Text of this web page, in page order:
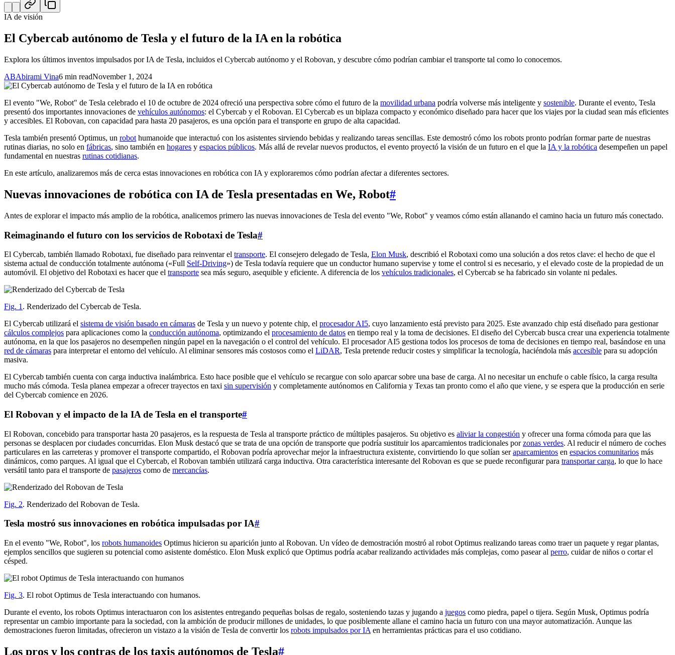
IA de visión
El Cybercab autónomo de Tesla y el futuro de la IA en la robótica
Explora los últimos inventos impulsados por IA de Tesla, incluidos el Cybercab autónomo y el Robovan, y descubre cómo podrían cambiar el transporte tal como lo conocemos.
ABAbirami Vina6 min readNovember 1, 2024
El evento "We, Robot" de Tesla celebrado el 10 de octubre de 2024 ofreció una perspectiva sobre cómo el futuro de la movilidad urbana podría volverse más inteligente y sostenible. Durante el evento, Tesla
presentó dos importantes innovaciones de vehículos autónomos: el Cybercab y el Robovan. El Cybercab es un biplaza compacto y económico diseñado para hacer que los viajes por la ciudad sean más eficientes
y accesibles. El Robovan, con capacidad para hasta 20 pasajeros, es una opción para el transporte en grupo de alta capacidad.
Tesla también presentó Optimus, un robot humanoide que interactuó con los asistentes sirviendo bebidas y realizando tareas sencillas. Este demostró cómo los robots pronto podrían formar parte de nuestras
rutinas diarias, no solo en fábricas, sino también en hogares y espacios públicos. Más allá de revelar nuevos productos, el evento proyectó la visión de un futuro en el que la IA y la robótica desempeñen un papel
fundamental en nuestras rutinas cotidianas.
En este artículo, analizaremos más de cerca estas innovaciones en robótica con IA y exploraremos cómo podrían afectar a diferentes sectores.
Nuevas innovaciones de robótica con IA de Tesla presentadas en We, Robot#
Antes de explorar el impacto más amplio de la robótica, analicemos primero las nuevas innovaciones de Tesla del evento "We, Robot" y veamos cómo están allanando el camino hacia un futuro más conectado.
Reimaginando el futuro con los servicios de Robotaxi de Tesla#
El Cybercab, también llamado Robotaxi, fue diseñado para reinventar el transporte. El consejero delegado de Tesla, Elon Musk, describió el Robotaxi como una solución a dos retos clave: el hecho de que el
sistema actual de conducción totalmente autónoma («Full Self-Driving») de Tesla todavía requiere que un conductor humano supervise y tome el control si es necesario, y el elevado coste de la propiedad de un
automóvil. El objetivo del Robotaxi es hacer que el transporte sea más seguro, asequible y eficiente. A diferencia de los vehículos tradicionales, el Cybercab se ha fabricado sin volante ni pedales.
Fig. 1 . Renderizado del Cybercab de Tesla.
El Cybercab utilizará el sistema de visión basado en cámaras de Tesla y un nuevo y potente chip, el procesador AI5, cuyo lanzamiento está previsto para 2025. Este avanzado chip está diseñado para gestionar
cálculos complejos para aplicaciones como la conducción autónoma, optimizando el procesamiento de datos en tiempo real y la toma de decisiones. El diseño del Cybercab busca crear una experiencia totalmente
autónoma, en la que los pasajeros no desempeñen ningún papel en la navegación o el control del vehículo. El procesador AI5 gestiona todos los procesos de toma de decisiones en tiempo real, basándose en una
red de cámaras para interpretar el entorno del vehículo. Al eliminar sensores más costosos como el LiDAR, Tesla pretende reducir costes y simplificar la tecnología, haciéndola más accesible para su adopción
masiva.
El Cybercab también cuenta con carga inductiva inalámbrica. Esto hace posible que el vehículo se recargue con solo aparcar sobre una base de carga. Al no necesitar un enchufe o cable físico, la carga resulta
mucho más cómoda. Tesla planea empezar a ofrecer trayectos en taxi sin supervisión y completamente autónomos en California y Texas tan pronto como el año que viene, y se espera que la producción en serie
del Cybercab comience en 2026.
El Robovan y el impacto de la IA de Tesla en el transporte#
El Robovan, concebido para transportar hasta 20 pasajeros, es la respuesta de Tesla al transporte práctico de múltiples pasajeros. Su objetivo es aliviar la congestión y ofrecer una forma cómoda para que las
personas se desplacen por ciudades concurridas. Elon Musk destacó que se trata de una opción de transporte que podría sustituir los aparcamientos tradicionales porzonas verdes. Al reducir el número de coches
particulares en las carreteras y promover el transporte compartido, el Robovan podría aprovechar mejor la infraestructura existente, convirtiendo lo que solían seraparcamientos en espacios comunitarios más
dinámicos, como parques. Al igual que el Cybercab, el Robovan también utilizará carga inductiva. Otra característica interesante del Robovan es que se puede reconfigurar para transportar carga, lo que lo hace
versátil tanto para el transporte de pasajeros como de mercancías.
Fig. 2. Renderizado del Robovan de Tesla.
Tesla mostró sus innovaciones en robótica impulsadas por IA#
En el evento "We, Robot", los robots humanoides Optimus hicieron su aparición junto al Robovan. Un vídeo de demostración mostró al robot Optimus realizando tareas como traer un paquete y regar plantas,
ejemplos sencillos que sugieren su potencial como asistente doméstico. Elon Musk explicó que Optimus podría acabar realizando actividades más complejas, como pasear al perro, cuidar de niños o cortar el
césped.
Fig. 3. El robot Optimus de Tesla interactuando con humanos.
Durante el evento, los robots Optimus interactuaron con los asistentes entregando pequeñas bolsas de regalo, sosteniendo tazas y jugando a juegos como piedra, papel o tijera. Según Musk, Optimus podría
representar un cambio importante para la sociedad, con la ambición de producir millones de unidades, lo que posiblemente allane el camino hacia un futuro con una mayor automatización. Aunque las
demostraciones fueron limitadas, ofrecieron un vistazo a la visión de Tesla de convertir los robots impulsados por IA en herramientas prácticas para el uso cotidiano.
Los pros y los contras de los taxis autónomos de Tesla#